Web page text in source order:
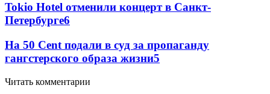
Tokio Hotel отменили концерт в Санкт-
Петербурге6
На 50 Cent подали в суд за пропаганду
гангстерского образа жизни5
Читать комментарии